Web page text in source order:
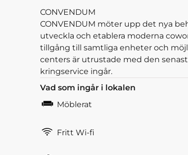
CONVENDUM
CONVENDUM möter upp det nya
utveckla och etablera moderna
tillgång till samtliga enheter och
centers är utrustade med den
kringservice ingår.
Vad som ingår i lokalen
Möblerat
Fritt Wi-fi